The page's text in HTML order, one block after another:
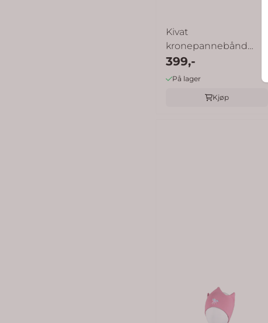
Kivat
kronepannebånd
krone - mørk rosa
399,-
På lager
Kjøp